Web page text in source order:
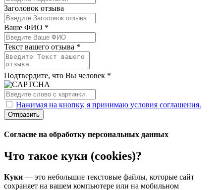
Заголовок отзыва
Ваше ФИО *
Текст вашего отзыва *
Подтвердите, что Вы человек *
Нажимая на кнопку, я принимаю условия соглашения.
Отправить
Согласие на обработку персональных данных
Что такое куки (cookies)?
Куки — это небольшие текстовые файлы, которые сайт
сохраняет на вашем компьютере или на мобильном